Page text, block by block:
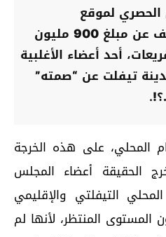
الحصري لموقع
“العربية.ما”، الذي كشف عن مبلغ 900 مليون
أحد أعضاء الأغلبية
تيفلت عن “صمته”
.
المحلي، على هذه الخرجة
الحقيقة أعضاء المجلس
التيفلتي والإقليمي
المنتظر، لأنها لم